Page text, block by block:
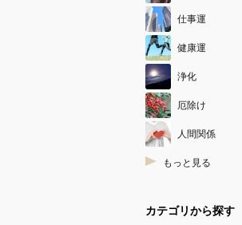
仕事運
健康運
浄化
厄除け
人間関係
もっと見る
カテゴリから探す